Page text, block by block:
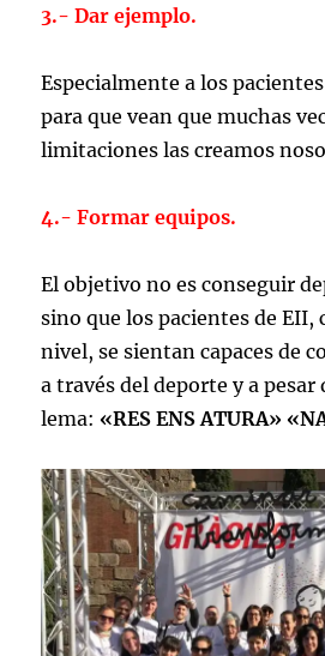
3.- Dar ejemplo.
Especialmente a los
para que vean que muchas
limitaciones las creamos
4.- Formar equipos.
El objetivo no es conseguir
sino que los pacientes de EII,
nivel, se sientan capaces de
a través del deporte y a pesar
lema:«RES ENS ATURA»